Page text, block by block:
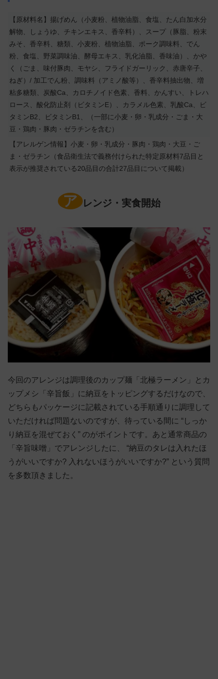
【原材料名】揚げめん（小麦粉、植物油脂、食塩、たん白加水分
解物、しょうゆ、チキンエキス、香辛料）、スープ（豚脂、粉末
みそ、香辛料、糖類、小麦粉、植物油脂、ポーク調味料、でん
粉、食塩、野菜調味油、酵母エキス、乳化油脂、香味油）、かや
く（ごま、味付豚肉、モヤシ、フライドガーリック、赤唐辛子、
ねぎ）/ 加工でん粉、調味料（アミノ酸等）、香辛料抽出物、増
粘多糖類、炭酸Ca、カロチノイド色素、香料、かんすい、トレハ
ロース、酸化防止剤（ビタミンE）、カラメル色素、乳酸Ca、ビ
タミンB2、ビタミンB1、（一部に小麦・卵・乳成分・ごま・大
豆・鶏肉・豚肉・ゼラチンを含む）
【アレルゲン情報】小麦・卵・乳成分・豚肉・鶏肉・大豆・ご
ま・ゼラチン（食品衛生法で義務付けられた特定原材料7品目と
表示が推奨されている20品目の合計27品目について掲載）
ア レンジ・実食開始
今回のアレンジは調理後のカップ麺「北極ラーメン」とカ
ップメシ「辛旨飯」に納豆をトッピングするだけなので、
どちらもパッケージに記載されている手順通りに調理して
いただければ問題ないのですが、待っている間に “しっか
り納豆を混ぜておく” のがポイントです。あと通常商品の
「辛旨味噌」でアレンジしたに、 “納豆のタレは入れたほ
うがいいですか? 入れないほうがいいですか?” という質問
を多数頂きました。